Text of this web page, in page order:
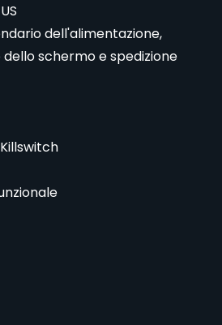
dell'alimentazione,
schermo e spedizione